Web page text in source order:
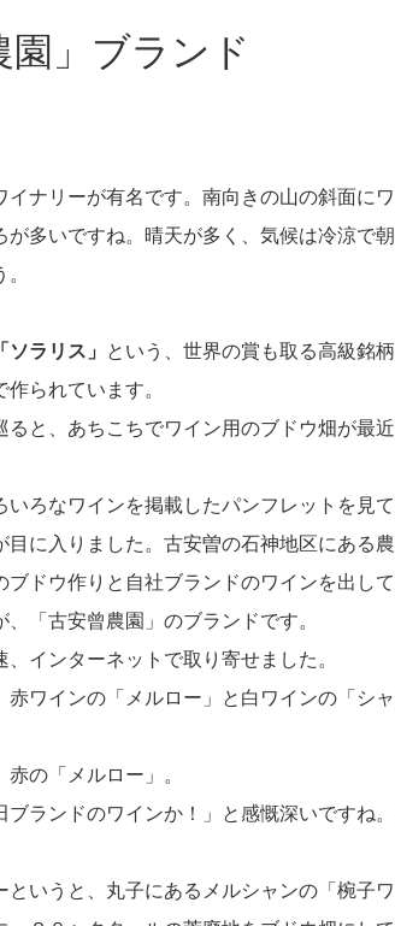
」ブランド
ナリーが有名です。南向きの山の斜面に
多いですね。晴天が多く、気候は冷涼で
ソラリス」
という、世界の賞も取る高級銘
作られています。
と、あちこちでワイン用のブドウ畑が最近
いろなワインを掲載したパンフレットを見
目に入りました。古安曽の石神地区にある
ブドウ作りと自社ブランドのワインを出し
「古安曾農園」のブランドです。
インターネットで取り寄せました。
赤ワインの「メルロー」と白ワインの「シ
の「メルロー」。
ブランドのワインか！」と感慨深いですね
というと、丸子にあるメルシャンの「椀子